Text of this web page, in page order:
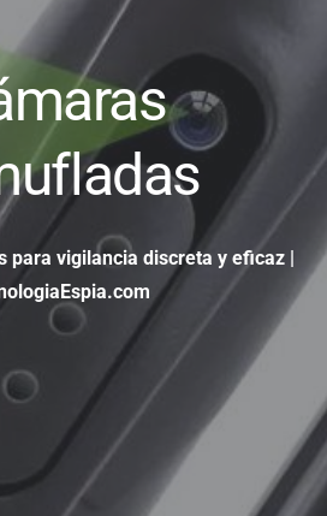
para vigilancia discreta y eficaz |